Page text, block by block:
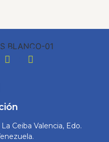
La Ceiba Valencia, Edo.